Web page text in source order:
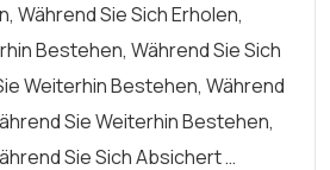
Während Sie Sich Erholen,
Bestehen, Während Sie Sich
Weiterhin Bestehen, Während
Sie Weiterhin Bestehen,
Sie Sich Absichert …